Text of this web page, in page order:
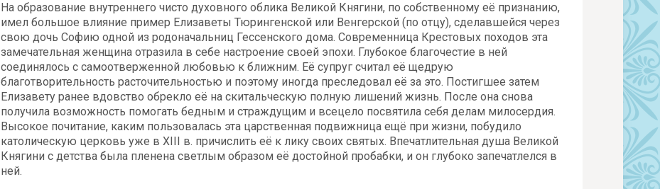
На образование внутреннего чисто духовного облика Великой Княгини, по собственному её признанию,
имел большое влияние пример Елизаветы Тюрингенской или Венгерской (по отцу), сделавшейся через
свою дочь Софию одной из родоначальниц Гессенского дома. Современница Крестовых походов эта
замечательная женщина отразила в себе настроение своей эпохи. Глубокое благочестие в ней
соединялось с самоотверженной любовью к ближним. Её супруг считал её щедрую
благотворительность расточительностью и поэтому иногда преследовал её за это. Постигшее затем
Елизавету ранее вдовство обрекло её на скитальческую полную лишений жизнь. После она снова
получила возможность помогать бедным и страждущим и всецело посвятила себя делам милосердия.
Высокое почитание, каким пользовалась эта царственная подвижница ещё при жизни, побудило
католическую церковь уже в XIII в. причислить её к лику своих святых. Впечатлительная душа Великой
Княгини с детства была пленена светлым образом её достойной пробабки, и он глубоко запечатлелся в
ней.